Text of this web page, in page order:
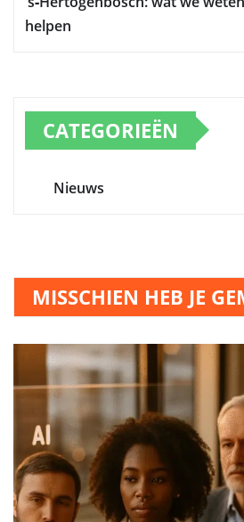
helpen
CATEGORIEËN
Nieuws
MISSCHIEN HEB JE